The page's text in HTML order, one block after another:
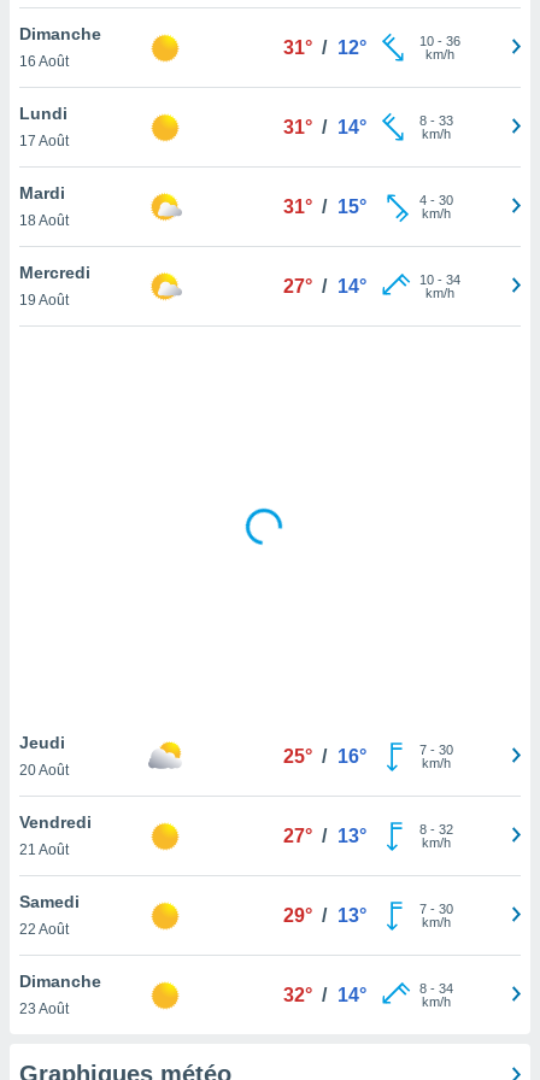
votre
à
en
le
notre
que
et que
Dimanche
16 Août
31° / 12° 10- 36
km/h
Lundi
17 Août
31° / 14° 8- 33
km/h
Mardi
18 Août
31° / 15° 4- 30
km/h
Mercredi
19 Août
27° / 14° 10- 34
km/h
Jeudi
20 Août
25° / 16° 7- 30
km/h
Vendredi
21 Août
27° / 13° 8- 32
km/h
Samedi
22 Août
29° / 13° 7- 30
km/h
Dimanche
23 Août
32° / 14° 8- 34
km/h
Graphiques météo